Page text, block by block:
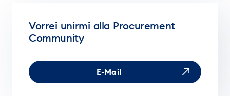
Vorrei unirmi alla Procurement
Community
E-Mail